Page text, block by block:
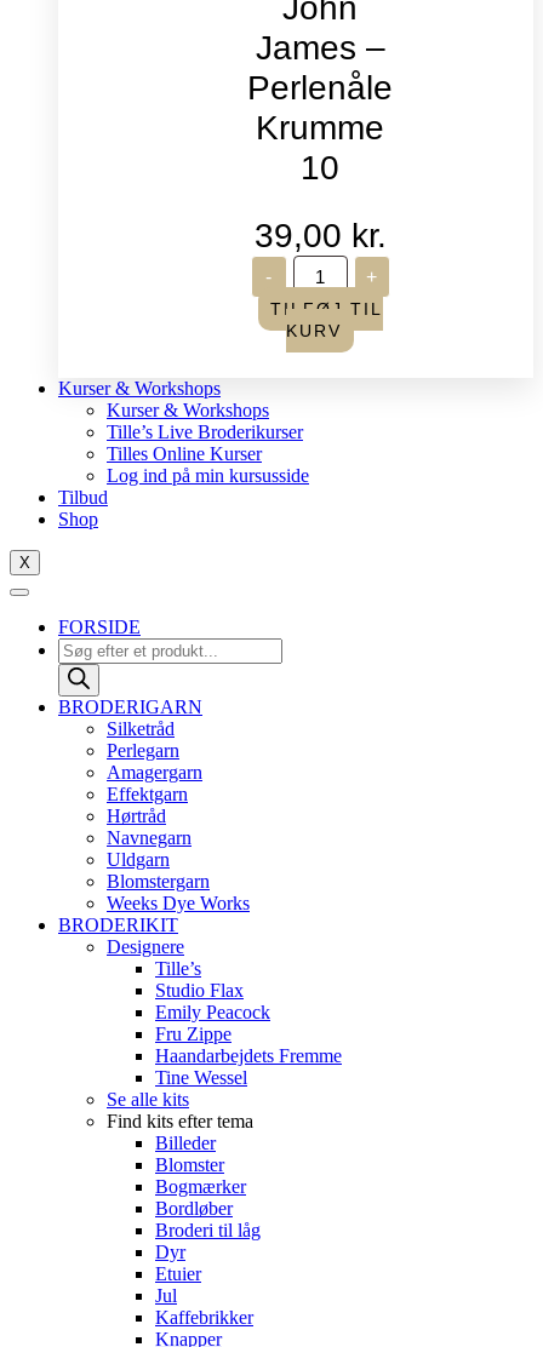
John
James –
Perlenåle
Krumme
10
39,00 kr.
-
John
James
-
Perlenåle
Krumme
+
TILFØJ TIL
KURV
Kurser & Workshops
Kurser & Workshops
Tille’s Live Broderikurser
Tilles Online Kurser
Log ind på min kursusside
Tilbud
Shop
X
FORSIDE
Products
search
BRODERIGARN
Silketråd
Perlegarn
Amagergarn
Effektgarn
Hørtråd
Navnegarn
Uldgarn
Blomstergarn
Weeks Dye Works
BRODERIKIT
Designere
Tille’s
Studio Flax
Emily Peacock
Fru Zippe
Haandarbejdets Fremme
Tine Wessel
Se alle kits
Find kits efter tema
Billeder
Blomster
Bogmærker
Bordløber
Broderi til låg
Dyr
Etuier
Jul
Kaffebrikker
Knapper